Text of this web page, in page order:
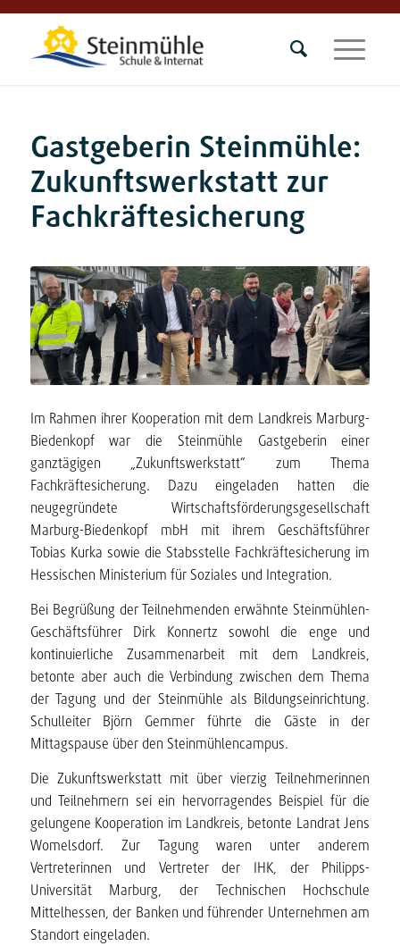
Gastgeberin Steinmühle:
Zukunftswerkstatt zur
Fachkräftesicherung
Im Rahmen ihrer Kooperation mit dem Landkreis Marburg-
Biedenkopf war die Steinmühle Gastgeberin einer
ganztägigen „Zukunftswerkstatt“ zum Thema
Fachkräftesicherung. Dazu eingeladen hatten die
neugegründete Wirtschaftsförderungsgesellschaft
Marburg-Biedenkopf mbH mit ihrem Geschäftsführer
Tobias Kurka sowie die Stabsstelle Fachkräftesicherung im
Hessischen Ministerium für Soziales und Integration.
Bei Begrüßung der Teilnehmenden erwähnte Steinmühlen-
Geschäftsführer Dirk Konnertz sowohl die enge und
kontinuierliche Zusammenarbeit mit dem Landkreis,
betonte aber auch die Verbindung zwischen dem Thema
der Tagung und der Steinmühle als Bildungseinrichtung.
Schulleiter Björn Gemmer führte die Gäste in der
Mittagspause über den Steinmühlencampus.
Die Zukunftswerkstatt mit über vierzig Teilnehmerinnen
und Teilnehmern sei ein hervorragendes Beispiel für die
gelungene Kooperation im Landkreis, betonte Landrat Jens
Womelsdorf. Zur Tagung waren unter anderem
Vertreterinnen und Vertreter der IHK, der Philipps-
Universität Marburg, der Technischen Hochschule
Mittelhessen, der Banken und führender Unternehmen am
Standort eingeladen.